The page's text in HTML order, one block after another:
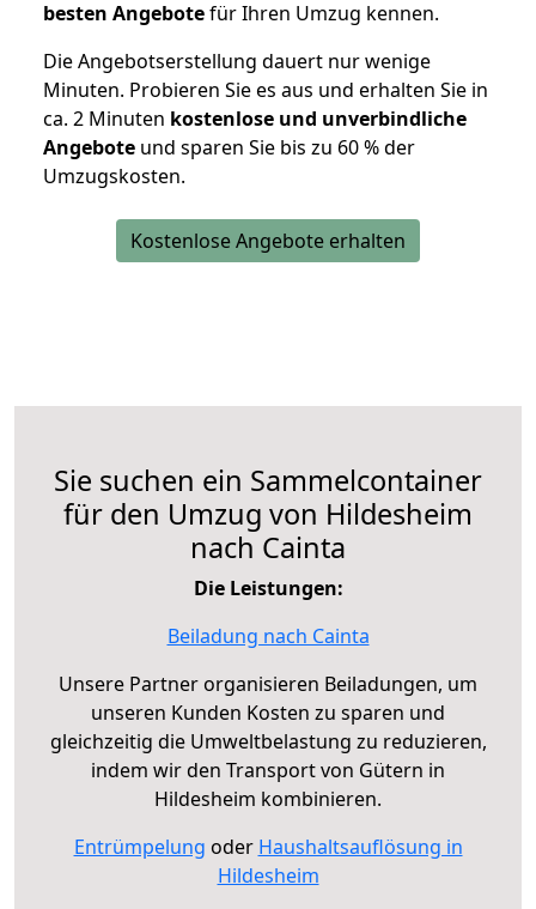
besten Angebotefür Ihren Umzug kennen.
Die Angebotserstellung dauert nur wenige
Minuten. Probieren Sie es aus und erhalten Sie in
ca. 2 Minuten kostenlose und unverbindliche
Angebote und sparen Sie bis zu 60 % der
Umzugskosten.
Kostenlose Angebote erhalten
Sie suchen ein Sammelcontainer
für den Umzug von Hildesheim
nach Cainta
Die Leistungen:
Beiladung nach Cainta
Unsere Partner organisieren Beiladungen, um
unseren Kunden Kosten zu sparen und
gleichzeitig die Umweltbelastung zu reduzieren,
indem wir den Transport von Gütern in
Hildesheim kombinieren.
Entrümpelung oder Haushaltsauflösung in
Hildesheim